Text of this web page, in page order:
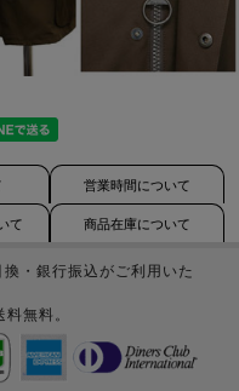
営業時間について
て 商品在庫について
・銀行振込がご利用いた
無料。